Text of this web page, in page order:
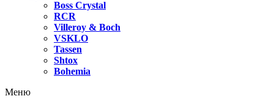
Boss Crystal
RCR
Villeroy & Boch
VSKLO
Tassen
Shtox
Bohemia
Меню